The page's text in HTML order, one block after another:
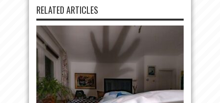
RELATED ARTICLES